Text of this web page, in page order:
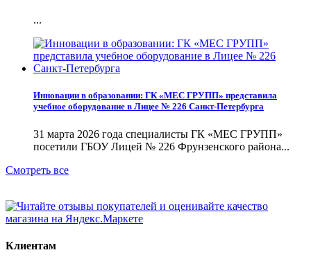
...
Инновации в образовании: ГК «МЕС ГРУПП» представила
учебное оборудование в Лицее № 226 Санкт-Петербурга
31 марта 2026 года специалисты ГК «МЕС ГРУПП»
посетили ГБОУ Лицей № 226 Фрунзенского района...
Смотреть все
Клиентам